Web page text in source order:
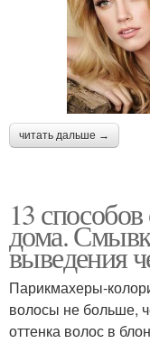
читать дальше →
13
дома.
выведения
Парикмахеры-
волосы не больше,
оттенка волос в